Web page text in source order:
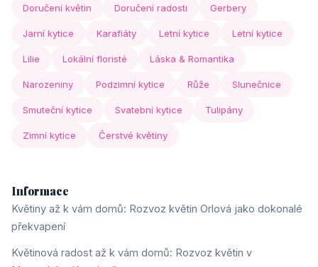
Doručení květin Doručení radosti Gerbery
Jarní kytice Karafiáty Letní kytice Letní kytice
Lilie Lokální floristé Láska & Romantika
Narozeniny Podzimní kytice Růže Slunečnice
Smuteční kytice Svatební kytice Tulipány
Zimní kytice Čerstvé květiny
Informace
Květiny až k vám domů: Rozvoz květin Orlová jako dokonalé
překvapení
Květinová radost až k vám domů: Rozvoz květin v